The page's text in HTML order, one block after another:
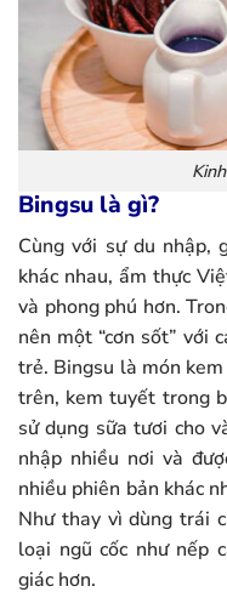
Bingsu là gì?
Cùng với sự du nhập,
khác nhau, ẩm thực
và phong phú hơn.
nên một “cơn sốt” với
trẻ. Bingsu là món
trên, kem tuyết trong
sử dụng sữa tươi cho
nhập nhiều nơi và
nhiều phiên bản khác
Như thay vì dùng trái
loại ngũ cốc như nếp
giác hơn.